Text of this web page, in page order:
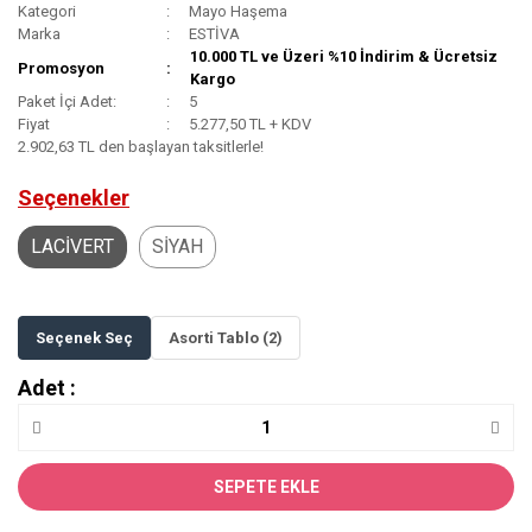
Kategori
Mayo Haşema
Marka
ESTİVA
Promosyon
10.000 TL ve Üzeri %10 İndirim & Ücretsiz
Kargo
Paket İçi Adet:
5
Fiyat
5.277,50 TL + KDV
2.902,63 TL den başlayan taksitlerle!
Seçenekler
LACİVERT SİYAH
Seçenek Seç Asorti Tablo (2)
Adet :
SEPETE EKLE